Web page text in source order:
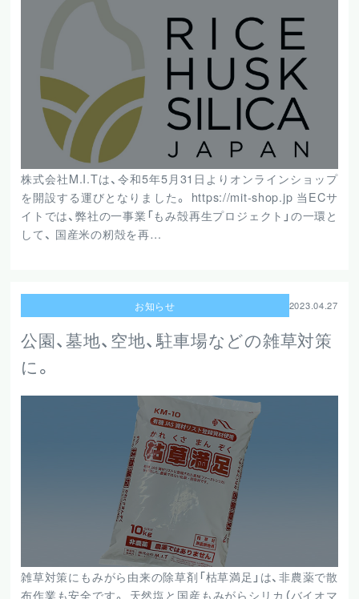
株式会社M.I.Tは、令和5年5月31日よりオンラインショップ
を開設する運びとなりました。 https://mit-shop.jp 当ECサ
イトでは、弊社の一事業「もみ殻再生プロジェクト」の一環と
して、 国産米の籾殻を再…
お知らせ 2023.04.27
公園、墓地、空地、駐車場などの雑草対策
に。
雑草対策にもみがら由来の除草剤「枯草満足」は、非農薬で散
布作業も安全です。 天然塩と国産もみがらシリカ（バイオマ